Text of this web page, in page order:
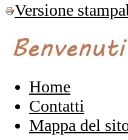
Versione
Home
Contatti
Mappa del